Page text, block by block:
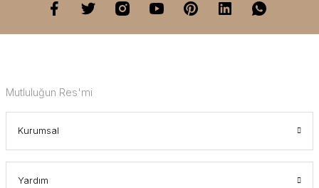
Mutluluğun Res'mi
Kurumsal
Yardım